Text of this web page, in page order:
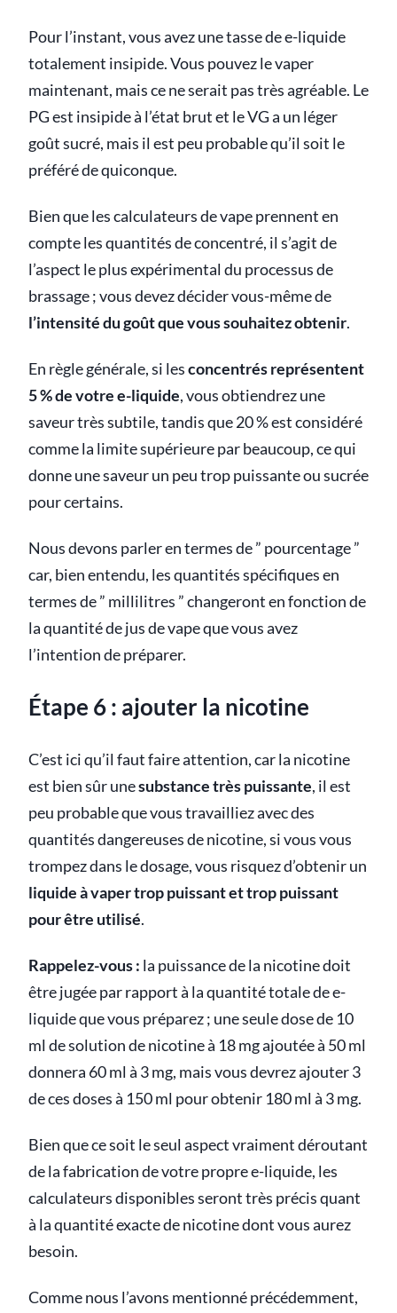
Pour l’instant, vous avez une tasse de e-liquide
totalement insipide. Vous pouvez le vaper
maintenant, mais ce ne serait pas très agréable. Le
PG est insipide à l’état brut et le VG a un léger
goût sucré, mais il est peu probable qu’il soit le
préféré de quiconque.
Bien que les calculateurs de vape prennent en
compte les quantités de concentré, il s’agit de
l’aspect le plus expérimental du processus de
brassage ; vous devez décider vous-même de
l’intensité du goût que vous souhaitez obtenir.
En règle générale, si lesconcentrés représentent
5 % de votre e-liquide, vous obtiendrez une
saveur très subtile, tandis que 20 % est considéré
comme la limite supérieure par beaucoup, ce qui
donne une saveur un peu trop puissante ou sucrée
pour certains.
Nous devons parler en termes de ” pourcentage ”
car, bien entendu, les quantités spécifiques en
termes de ” millilitres ” changeront en fonction de
la quantité de jus de vape que vous avez
l’intention de préparer.
Étape 6 : ajouter la nicotine
C’est ici qu’il faut faire attention, car la nicotine
est bien sûr unesubstance très puissante, il est
peu probable que vous travailliez avec des
quantités dangereuses de nicotine, si vous vous
trompez dans le dosage, vous risquez d’obtenir un
liquide à vaper trop puissant et trop puissant
pour être utilisé.
Rappelez-vous : la puissance de la nicotine doit
être jugée par rapport à la quantité totale de e-
liquide que vous préparez ; une seule dose de 10
ml de solution de nicotine à 18 mg ajoutée à 50 ml
donnera 60 ml à 3 mg, mais vous devrez ajouter 3
de ces doses à 150 ml pour obtenir 180 ml à 3 mg.
Bien que ce soit le seul aspect vraiment déroutant
de la fabrication de votre propre e-liquide, les
calculateurs disponibles seront très précis quant
à la quantité exacte de nicotine dont vous aurez
besoin.
Comme nous l’avons mentionné précédemment,